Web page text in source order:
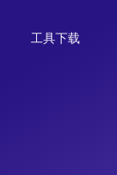
工具下载